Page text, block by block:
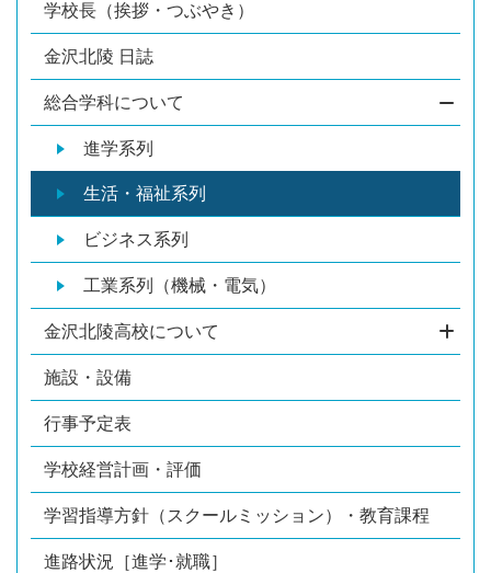
学校長（挨拶・つぶやき）
金沢北陵 日誌
総合学科について
進学系列
生活・福祉系列
ビジネス系列
工業系列（機械・電気）
金沢北陵高校について
施設・設備
行事予定表
学校経営計画・評価
学習指導方針（スクールミッション）・教育課程
進路状況［進学･就職］